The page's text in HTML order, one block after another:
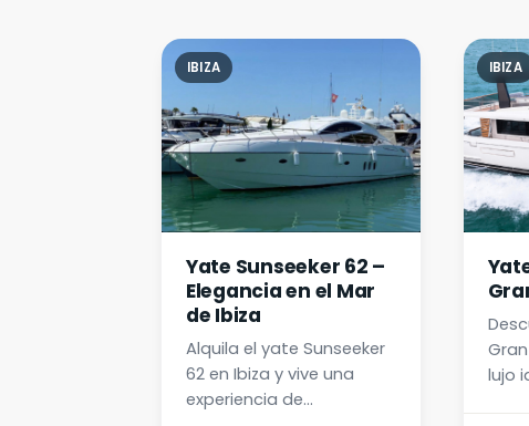
IBIZA
Yate Sunseeker 62 –
Elegancia en el Mar
de Ibiza
Alquila el yate Sunseeker
62 en Ibiza y vive una
experiencia de
IBIZA
lujo